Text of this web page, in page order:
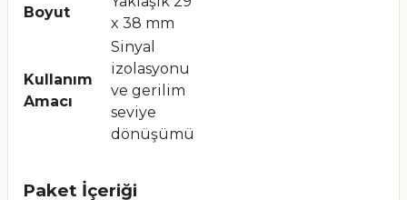
Boyut
x 38 mm
Kullanım
Amacı
Sinyal
izolasyonu
ve gerilim
seviye
dönüşümü
Paket İçeriği